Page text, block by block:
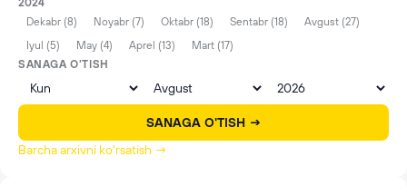
2024
Dekabr (8)
Noyabr (7) Oktabr (18) Sentabr (18)
Avgust (27)
Iyul (5)
May (4) Aprel (13)
Mart (17)
SANAGA O'TISH
SANAGA O'TISH →
Barcha arxivni ko'rsatish →